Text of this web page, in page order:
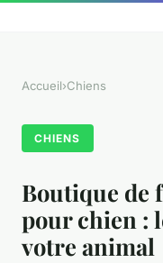
Accueil›Chiens
CHIENS
Boutique de
pour chien :
votre animal